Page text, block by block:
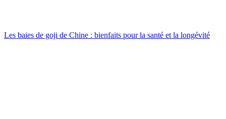
Les baies de goji de Chine : bienfaits pour la santé et la longévité